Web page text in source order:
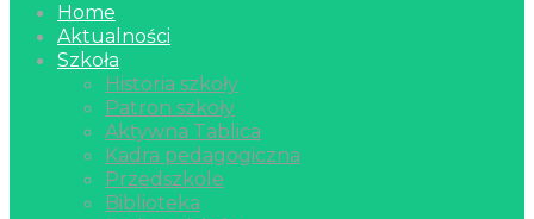
Home
Aktualności
Szkoła
Historia szkoły
Patron szkoły
Aktywna Tablica
Kadra pedagogiczna
Przedszkole
Biblioteka